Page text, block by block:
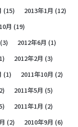
(15) 2013年1月 (12)
月 (19)
(3) 2012年6月 (1)
2012年2月 (3)
(1) 2011年10月 (2)
2011年5月 (5)
2011年1月 (2)
(2) 2010年9月 (6)